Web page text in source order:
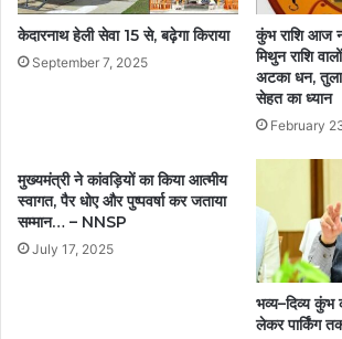
केदारनाथ हेली सेवा 15 से, बढ़ेगा किराया
September 7, 2025
कुंभ राशि आज
मिथुन राशि
अटका धन,
सेहत का ध्यान
February
मुख्यमंत्री ने कांवड़ियों का किया आत्मीय
स्वागत, पैर धोए और पुष्पवर्षा कर जताया
सम्मान… – NNSP
July 17, 2025
भव्य–दिव्य कुंभ
लेकर पार्किंग